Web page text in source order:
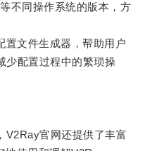
不同操作系统的版本，方
文件生成器，帮助用户
少配置过程中的繁琐操
官网还提供了丰富